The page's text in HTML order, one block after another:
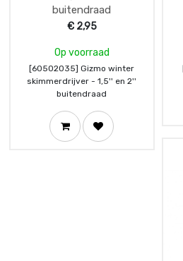
buitendraad
€ 2,95
Op voorraad
[60502035] Gizmo winter
skimmerdrijver - 1,5'' en 2''
buitendraad